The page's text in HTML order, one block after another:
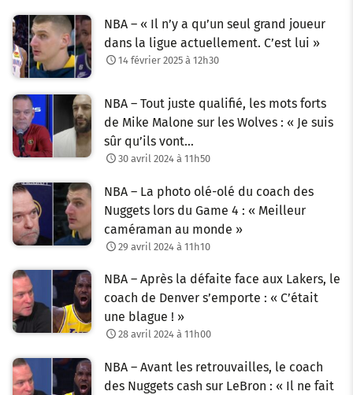
NBA – « Il n’y a qu’un seul grand joueur
dans la ligue actuellement. C’est lui »
14 février 2025 à 12h30
NBA – Tout juste qualifié, les mots forts
de Mike Malone sur les Wolves : « Je suis
sûr qu’ils vont…
30 avril 2024 à 11h50
NBA – La photo olé-olé du coach des
Nuggets lors du Game 4 : « Meilleur
caméraman au monde »
29 avril 2024 à 11h10
NBA – Après la défaite face aux Lakers, le
coach de Denver s’emporte : « C’était
une blague ! »
28 avril 2024 à 11h00
NBA – Avant les retrouvailles, le coach
des Nuggets cash sur LeBron : « Il ne fait